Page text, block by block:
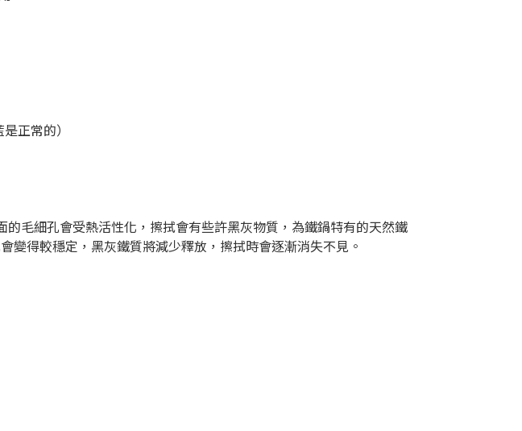
正常的）
毛細孔會受熱活性化，擦拭會有些許黑灰物質，為鐵鍋特有的天然鐵
得較穩定，黑灰鐵質將減少釋放，擦拭時會逐漸消失不見。